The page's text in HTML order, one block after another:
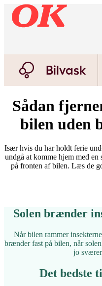
Bilvask
Sådan
bilen uden
Især hvis du har holdt ferie
undgå at komme hjem med
på fronten af bilen. Læs de
Solen brænder
Når bilen rammer
brænder fast på bilen, når
jo
Det bedste